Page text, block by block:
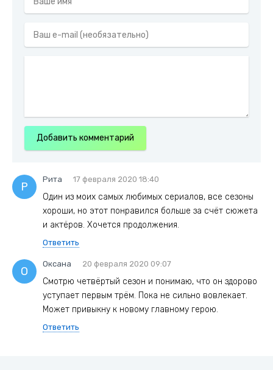
Добавить комментарий
Р
Рита 17 февраля 2020 18:40
Один из моих самых любимых сериалов, все сезоны
хороши, но этот понравился больше за счёт сюжета
и актёров. Хочется продолжения.
Ответить
О
Оксана 20 февраля 2020 09:07
Смотрю четвёртый сезон и понимаю, что он здорово
уступает первым трём. Пока не сильно вовлекает.
Может привыкну к новому главному герою.
Ответить